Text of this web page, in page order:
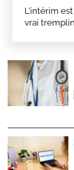
L'intérim
vrai